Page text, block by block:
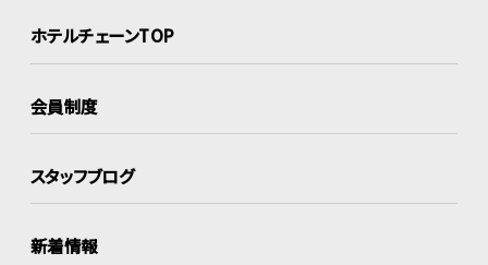
ホテルチェーンTOP
会員制度
スタッフブログ
新着情報